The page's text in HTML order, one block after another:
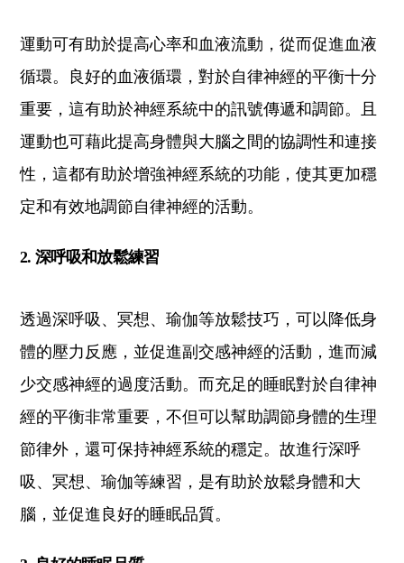
運動可有助於提高心率和血液流動，從而促進血液
循環。良好的血液循環，對於自律神經的平衡十分
重要，這有助於神經系統中的訊號傳遞和調節。且
運動也可藉此提高身體與大腦之間的協調性和連接
性，這都有助於增強神經系統的功能，使其更加穩
定和有效地調節自律神經的活動。
2. 深呼吸和放鬆練習
透過深呼吸、冥想、瑜伽等放鬆技巧，可以降低身
體的壓力反應，並促進副交感神經的活動，進而減
少交感神經的過度活動。而充足的睡眠對於自律神
經的平衡非常重要，不但可以幫助調節身體的生理
節律外，還可保持神經系統的穩定。故進行深呼
吸、冥想、瑜伽等練習，是有助於放鬆身體和大
腦，並促進良好的睡眠品質。